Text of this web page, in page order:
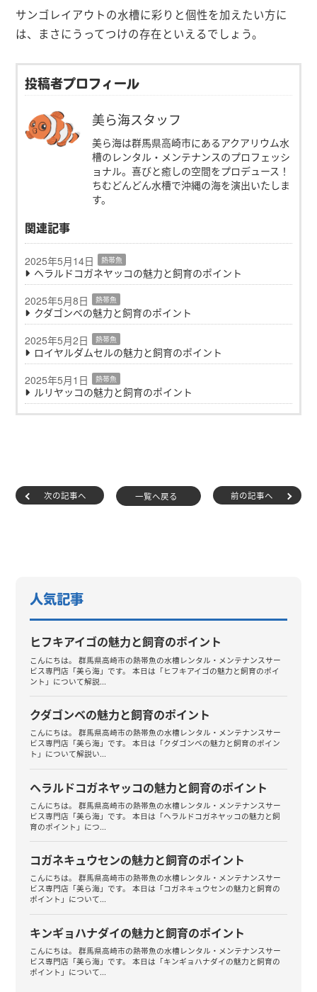
サンゴレイアウトの水槽に彩りと個性を加えたい方に
は、まさにうってつけの存在といえるでしょう。
投稿者プロフィール
美ら海スタッフ
美ら海は群馬県高崎市にあるアクアリウム水
槽のレンタル・メンテナンスのプロフェッシ
ョナル。喜びと癒しの空間をプロデュース！
ちむどんどん水槽で沖縄の海を演出いたしま
す。
関連記事
2025年5月14日 熱帯魚
ヘラルドコガネヤッコの魅力と飼育のポイント
2025年5月8日
熱帯魚
クダゴンベの魅力と飼育のポイント
2025年5月2日
熱帯魚
ロイヤルダムセルの魅力と飼育のポイント
2025年5月1日
熱帯魚
ルリヤッコの魅力と飼育のポイント
次の記事へ 一覧へ戻る 前の記事へ
人気記事